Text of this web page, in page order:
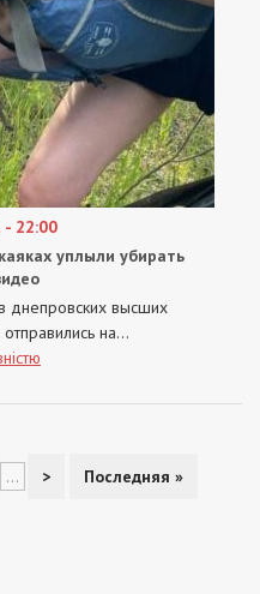
22:00
уплыли убирать
днепровских высших
на...
... > Последняя »